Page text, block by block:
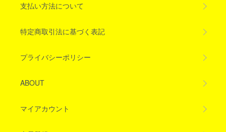
支払い方法について
特定商取引法に基づく表記
プライバシーポリシー
ABOUT
マイアカウント